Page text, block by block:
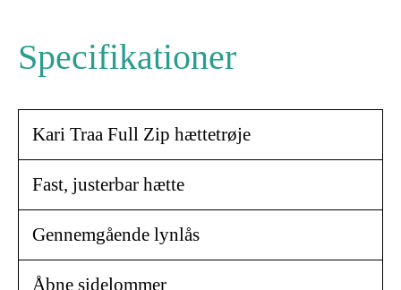
Specifikationer
Kari Traa Full Zip hættetrøje
Fast, justerbar hætte
Gennemgående lynlås
Åbne sidelommer